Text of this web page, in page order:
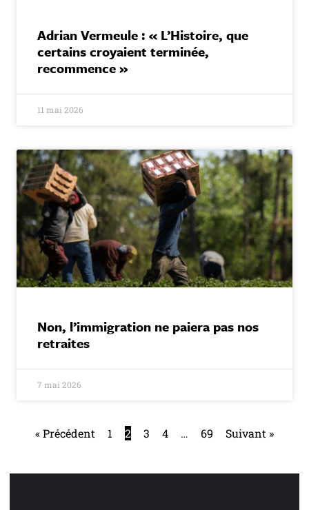
Adrian Vermeule : « L’Histoire, que
certains croyaient terminée,
recommence »
11 mai 2026
Non, l’immigration ne paiera pas nos
retraites
7 mai 2026
« Précédent 1 2 3 4 … 69 Suivant »